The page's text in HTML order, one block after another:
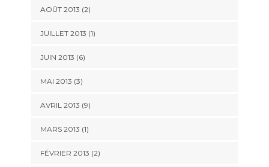
AOÛT 2013 (2)
JUILLET 2013 (1)
JUIN 2013 (6)
MAI 2013 (3)
AVRIL 2013 (9)
MARS 2013 (1)
FÉVRIER 2013 (2)